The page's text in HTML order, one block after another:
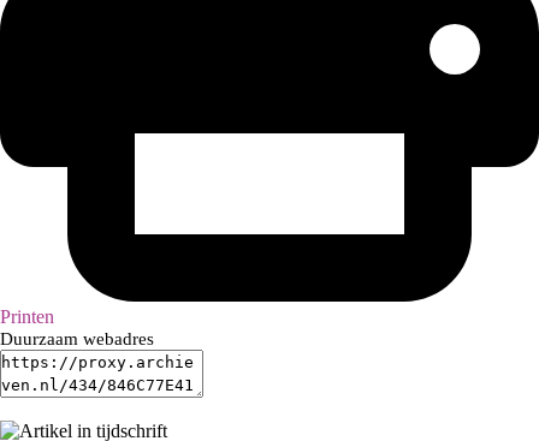
Printen
Duurzaam webadres